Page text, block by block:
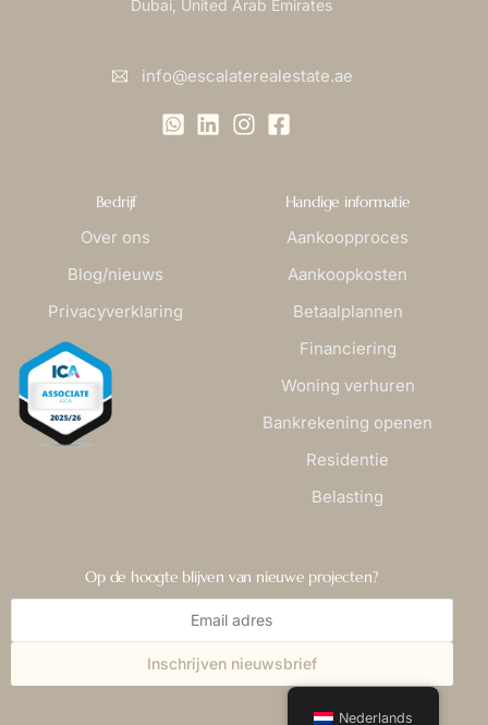
Dubai, United Arab Emirates
info@escalaterealestate.ae
Bedrijf
Over ons
Blog/nieuws
Privacyverklaring
Handige informatie
Aankoopproces
Aankoopkosten
Betaalplannen
Financiering
Woning verhuren
Bankrekening openen
Residentie
Belasting
Op de hoogte blijven van nieuwe projecten?
Inschrijven nieuwsbrief
CONTACT
Nederlands